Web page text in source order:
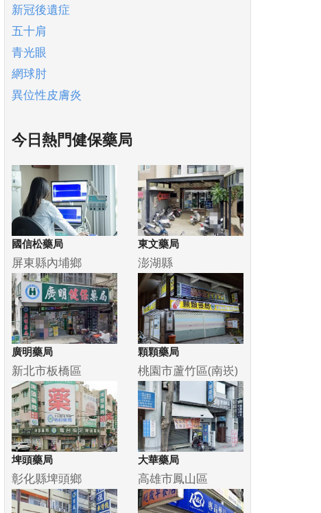
新冠後遺症
五十肩
青光眼
網球肘
異位性皮膚炎
今日熱門健保藥局
國信松藥局
屏東縣內埔鄉
東文藥局
澎湖縣
廣明藥局
新北市板橋區
顆顆藥局
桃園市蘆竹區(南崁)
埤頭藥局
彰化縣埤頭鄉
大華藥局
高雄市鳳山區